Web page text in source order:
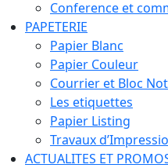
Conference et
PAPETERIE
Papier Blanc
Papier Couleur
Courrier et Bloc
Les etiquettes
Papier Listing
Travaux
ACTUALITES ET